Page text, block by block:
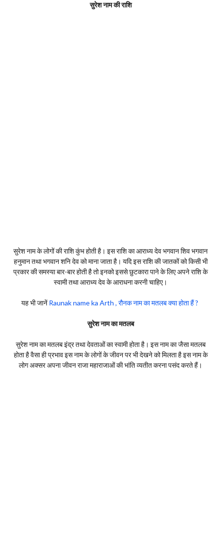
सुरेश नाम की राशि
सुरेश नाम के लोगों की राशि कुंभ होती है। इस राशि का आराध्य देव भगवान शिव भगवान
हनुमान तथा भगवान शनि देव को माना जाता है। यदि इस राशि की जातकों को किसी भी
प्रकार की समस्या बार-बार होती है तो इनको इससे छुटकारा पाने के लिए अपने राशि के
स्वामी तथा आराध्य देव के आराधना करनी चाहिए।
यह भी जानें Raunak name ka Arth , रौनक नाम का मतलब क्या होता हैं ?
सुरेश नाम का मतलब
सुरेश नाम का मतलब इंद्र तथा देवताओं का स्वामी होता है। इस नाम का जैसा मतलब
होता है वैसा ही प्रभाव इस नाम के लोगों के जीवन पर भी देखने को मिलता है इस नाम के
लोग अक्सर अपना जीवन राजा महाराजाओं की भांति व्यतीत करना पसंद करते हैं।